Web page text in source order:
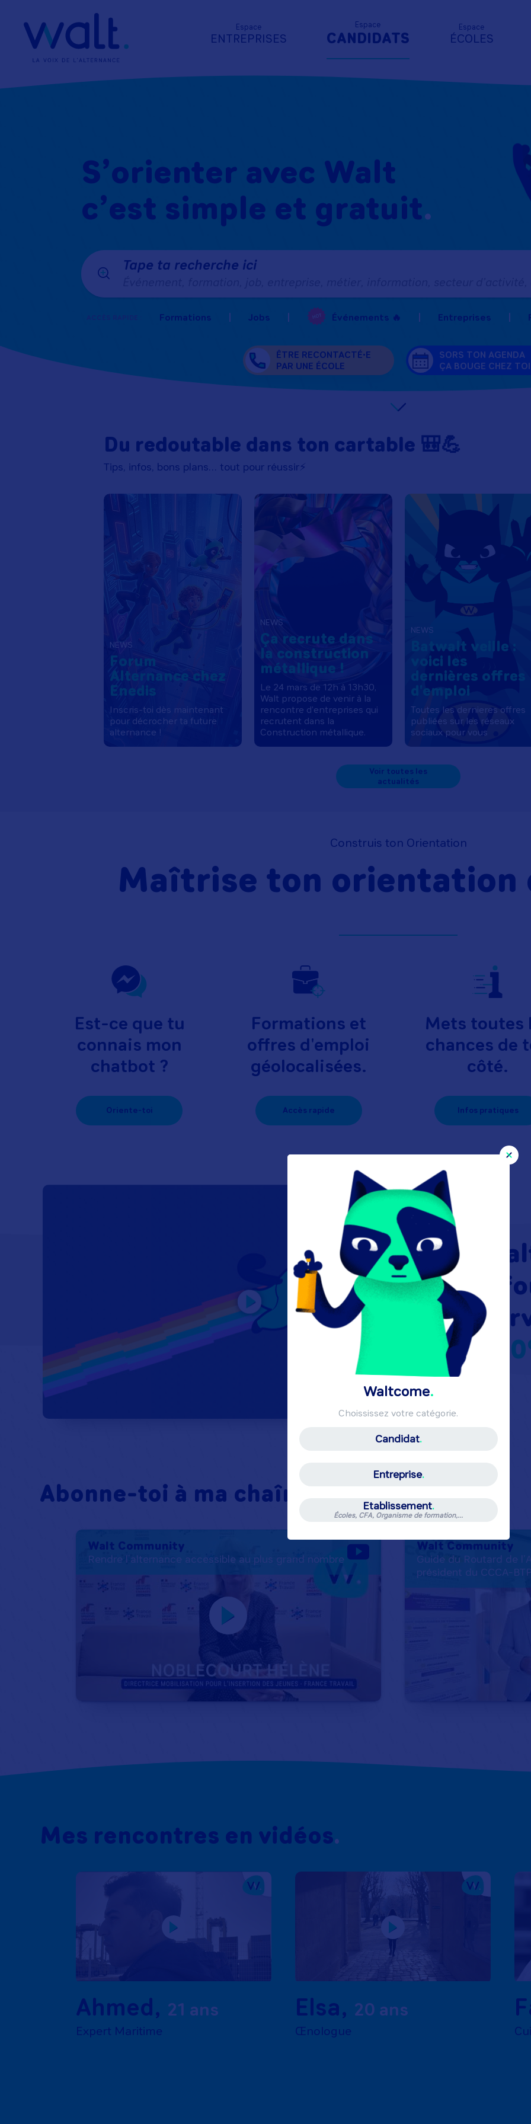
Espace
ENTREPRISES
Espace
CANDIDATS
Espace
ÉCOLES
S’orienter avec Walt
c’est simple et gratuit
Tape ta recherche ici
Formations Jobs Événements 🔥 Entreprises
ÊTRE RECONTACTÉ•E
PAR UNE ÉCOLE
SORS TON AGENDA
ÇA BOUGE CHEZ
Du redoutable dans ton cartable 🎒💪
Tips, infos, bons plans… tout pour réussir⚡
NEWS
Forum
Alternance chez
Enedis
Inscris-toi dès maintenant
pour décrocher ta future
alternance !
NEWS
Ça recrute dans
la construction
métallique !
Le 24 mars de 12h à 13h30,
Walt propose de venir à la
rencontre d’entreprises qui
recrutent dans la
Construction métallique.
NEWS
Batwalt veille :
voici les
dernières offres
d'emploi
Toutes les dernieres offres
publiées sur les réseaux
sociaux pour vous
Voir toutes les
actualités
Construis ton Orientation
Maîtrise ton orientation
Est-ce que tu
connais mon
chatbot ?
Oriente-toi
Formations et
offres d'emploi
géolocalisées.
Accès rapide
Mets toutes
chances de
côté.
Infos pratiques
à
Abonne-toi à ma chaîne YouTube
Walt Community
Rendre l’alternance accessible au plus grand nombre
Walt Community
Guide du Routard de
président du CCCA-BTP
Mes rencontres en vidéos
Ahmed, 21 ans
Expert Maritime
Elsa, 20 ans
Œnologue
Waltcome
Choississez votre catégorie.
Candidat
Entreprise
Etablissement
Écoles, CFA, Organisme de formation,...